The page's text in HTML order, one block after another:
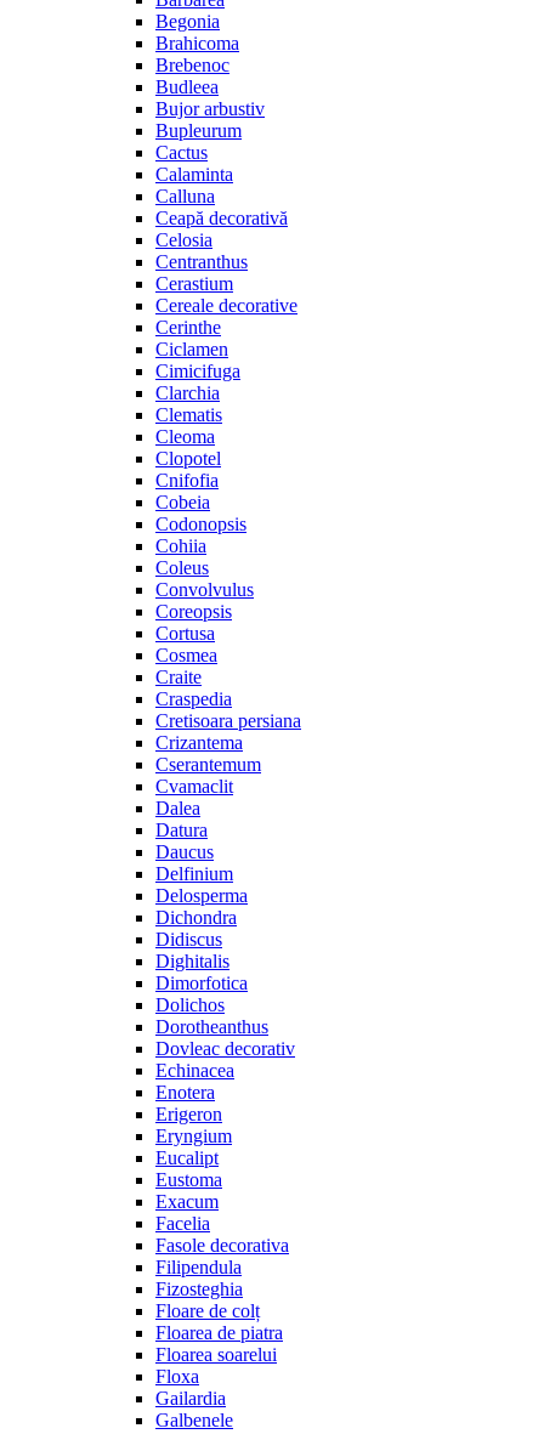
Begonia
Brahicoma
Brebenoc
Budleea
Bujor arbustiv
Bupleurum
Cactus
Calaminta
Calluna
Ceapă decorativă
Celosia
Centranthus
Cerastium
Cereale decorative
Cerinthe
Ciclamen
Cimicifuga
Clarchia
Clematis
Cleoma
Clopotel
Cnifofia
Cobeia
Codonopsis
Cohiia
Coleus
Convolvulus
Coreopsis
Cortusa
Cosmea
Craite
Craspedia
Cretisoara persiana
Crizantema
Cserantemum
Cvamaclit
Dalea
Datura
Daucus
Delfinium
Delosperma
Dichondra
Didiscus
Dighitalis
Dimorfotica
Dolichos
Dorotheanthus
Dovleac decorativ
Echinacea
Enotera
Erigeron
Eryngium
Eucalipt
Eustoma
Exacum
Facelia
Fasole decorativa
Filipendula
Fizosteghia
Floare de colț
Floarea de piatra
Floarea soarelui
Floxa
Gailardia
Galbenele